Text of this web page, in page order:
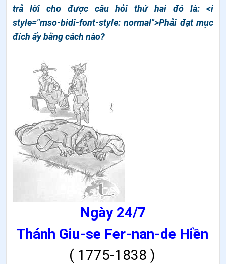
trả lời cho được câu hỏi thứ hai đó là: <i
style="mso-bidi-font-style: normal">Phải đạt mục
đích ấy bằng cách nào?
Ngày 24/7
Thánh Giu-se Fer-nan-de Hiền
( 1775-1838 )